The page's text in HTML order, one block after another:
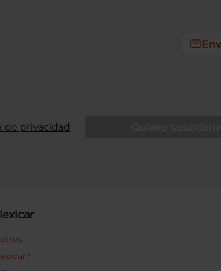
(lado pasajero) con
de privacidad